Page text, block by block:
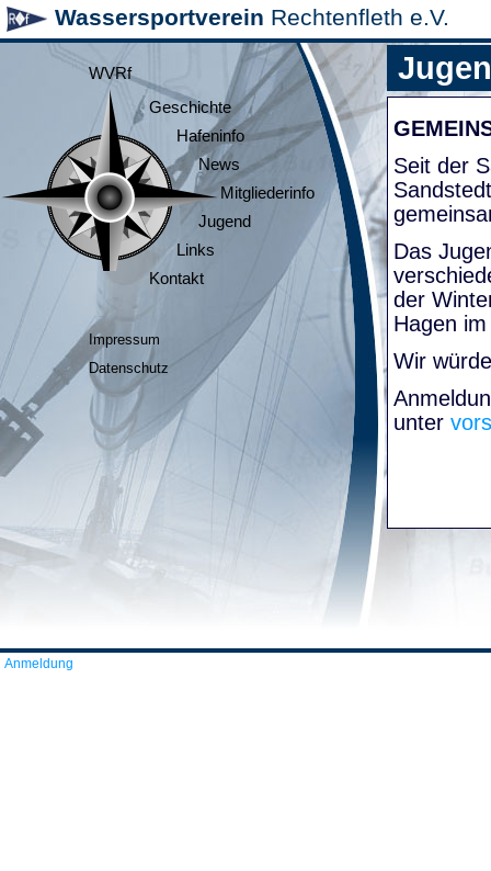
Wassersportverein Rechtenfleth e.V.
WVRf
Geschichte
Hafeninfo
News
Mitgliederinfo
Jugend
Links
Kontakt
Impressum
Datenschutz
Seit der
Das
der
Hagen
Wir
unter
Anmeldung